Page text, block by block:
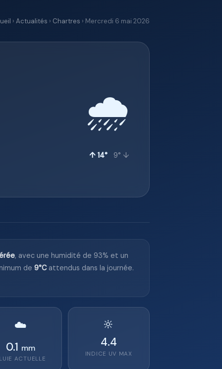
› Actualités › Chartres › Mercredi 6 mai 2026
🌧️
↑ 14° 9° ↓
, avec une humidité de 93% et un
de 9°Cattendus dans la journée.
☁️
0.1 mm
ACTUELLE
🔆
4.4
INDICE UV MAX